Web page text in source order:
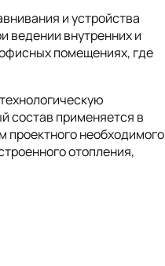
и устройства
ведении внутренних и
помещениях, где
состав применяется в
проектного необходимого
отопления,